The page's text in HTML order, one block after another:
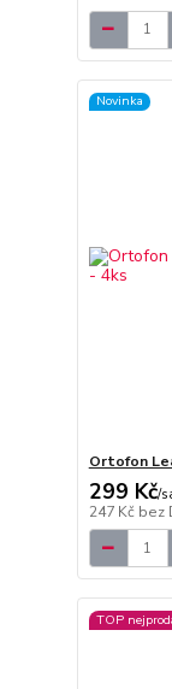
Novinka
Ortofon
299 Kč/
247 Kč bez
TOP